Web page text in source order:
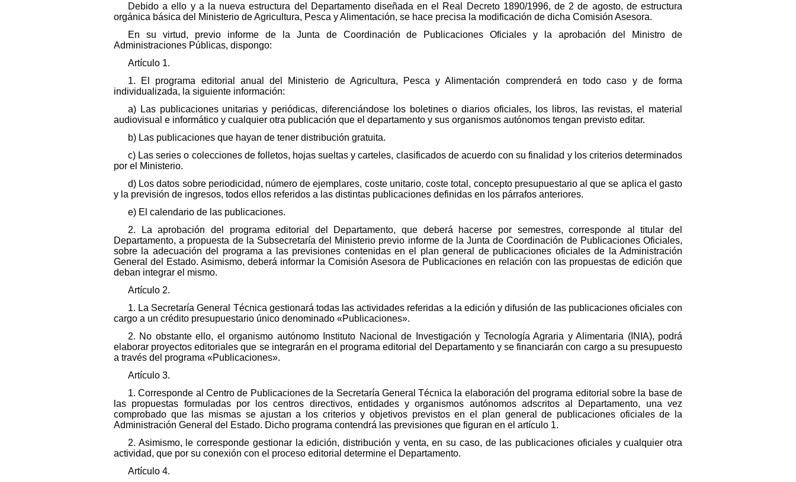
Debido a ello y a la nueva estructura del Departamento diseñada en el Real Decreto 1890/1996, de 2 de agosto, de estructura
orgánica básica del Ministerio de Agricultura, Pesca y Alimentación, se hace precisa la modificación de dicha Comisión Asesora.
En su virtud, previo informe de la Junta de Coordinación de Publicaciones Oficiales y la aprobación del Ministro de
Administraciones Públicas, dispongo:
Artículo 1.
1. El programa editorial anual del Ministerio de Agricultura, Pesca y Alimentación comprenderá en todo caso y de forma
individualizada, la siguiente información:
a) Las publicaciones unitarias y periódicas, diferenciándose los boletines o diarios oficiales, los libros, las revistas, el material
audiovisual e informático y cualquier otra publicación que el departamento y sus organismos autónomos tengan previsto editar.
b) Las publicaciones que hayan de tener distribución gratuita.
c) Las series o colecciones de folletos, hojas sueltas y carteles, clasificados de acuerdo con su finalidad y los criterios determinados
por el Ministerio.
d) Los datos sobre periodicidad, número de ejemplares, coste unitario, coste total, concepto presupuestario al que se aplica el gasto
y la previsión de ingresos, todos ellos referidos a las distintas publicaciones definidas en los párrafos anteriores.
e) El calendario de las publicaciones.
2. La aprobación del programa editorial del Departamento, que deberá hacerse por semestres, corresponde al titular del
Departamento, a propuesta de la Subsecretaría del Ministerio previo informe de la Junta de Coordinación de Publicaciones Oficiales,
sobre la adecuación del programa a las previsiones contenidas en el plan general de publicaciones oficiales de la Administración
General del Estado. Asimismo, deberá informar la Comisión Asesora de Publicaciones en relación con las propuestas de edición que
deban integrar el mismo.
Artículo 2.
1. La Secretaría General Técnica gestionará todas las actividades referidas a la edición y difusión de las publicaciones oficiales con
cargo a un crédito presupuestario único denominado «Publicaciones».
2. No obstante ello, el organismo autónomo Instituto Nacional de Investigación y Tecnología Agraria y Alimentaria (INIA), podrá
elaborar proyectos editoriales que se integrarán en el programa editorial del Departamento y se financiarán con cargo a su presupuesto
a través del programa «Publicaciones».
Artículo 3.
1. Corresponde al Centro de Publicaciones de la Secretaría General Técnica la elaboración del programa editorial sobre la base de
las propuestas formuladas por los centros directivos, entidades y organismos autónomos adscritos al Departamento, una vez
comprobado que las mismas se ajustan a los criterios y objetivos previstos en el plan general de publicaciones oficiales de la
Administración General del Estado. Dicho programa contendrá las previsiones que figuran en el artículo 1.
2. Asimismo, le corresponde gestionar la edición, distribución y venta, en su caso, de las publicaciones oficiales y cualquier otra
actividad, que por su conexión con el proceso editorial determine el Departamento.
Artículo 4.